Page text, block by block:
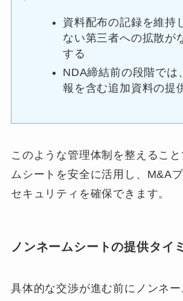
資料配布の記録を維持
ない第三者への拡散が
する
NDA締結前の段階では
報を含む追加資料の提
このような管理体制を整えるこ
ムシートを安全に活用し、M&A
セキュリティを確保できます。
ノンネームシートの提供タイ
具体的な交渉が進む前にノンネ